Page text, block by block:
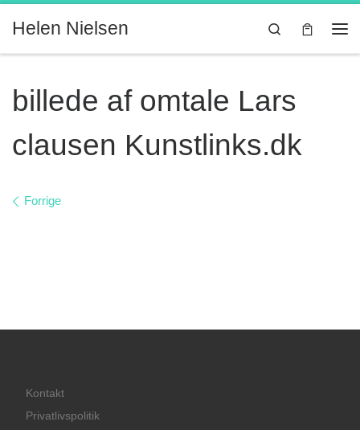
Fortsæt til indhold
Helen Nielsen
Search
billede af omtale Lars
clausen Kunstlinks.dk
Billede navigation
Forrige
Kontakt
Privatlivspolitik